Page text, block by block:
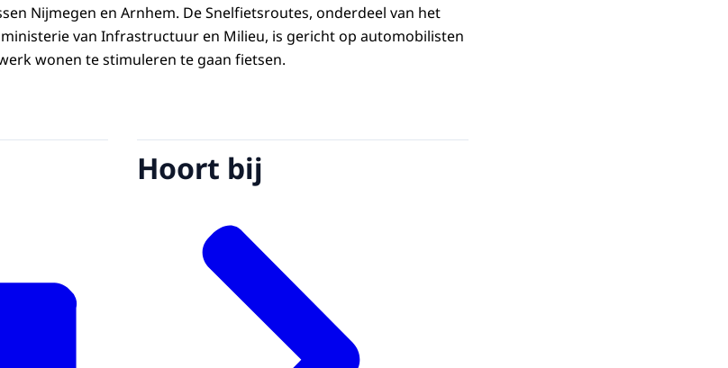
Nijmegen en Arnhem. De Snelfietsroutes, onderdeel van het
van Infrastructuur en Milieu, is gericht op automobilisten
wonen te stimuleren te gaan fietsen.
Hoort bij